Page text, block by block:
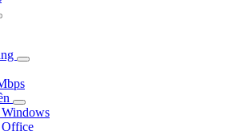
Office